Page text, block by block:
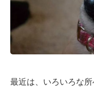
最近は、いろいろな